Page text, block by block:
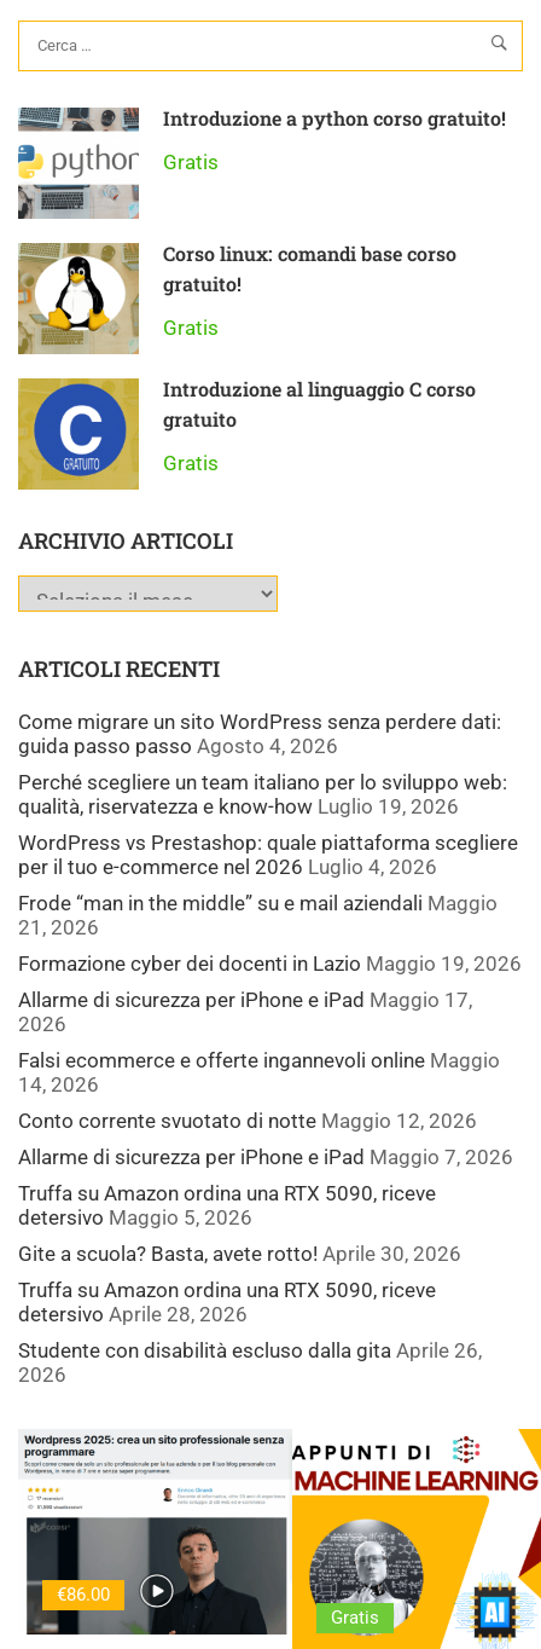
Introduzione a python corso gratuito!
Gratis
Corso linux: comandi base corso
gratuito!
Gratis
Introduzione al linguaggio C corso
gratuito
Gratis
ARCHIVIO ARTICOLI
ARTICOLI RECENTI
Come migrare un sito WordPress senza perdere dati:
guida passo passo Agosto 4, 2026
Perché scegliere un team italiano per lo sviluppo web:
qualità, riservatezza e know-how Luglio 19, 2026
WordPress vs Prestashop: quale piattaforma scegliere
per il tuo e-commerce nel 2026 Luglio 4, 2026
Frode “man in the middle” su e mail aziendali Maggio
21, 2026
Formazione cyber dei docenti in Lazio Maggio 19, 2026
Allarme di sicurezza per iPhone e iPad Maggio 17,
2026
Falsi ecommerce e offerte ingannevoli online Maggio
14, 2026
Conto corrente svuotato di notte Maggio 12, 2026
Allarme di sicurezza per iPhone e iPad Maggio 7, 2026
Truffa su Amazon ordina una RTX 5090, riceve
detersivo Maggio 5, 2026
Gite a scuola? Basta, avete rotto! Aprile 30, 2026
Truffa su Amazon ordina una RTX 5090, riceve
detersivo Aprile 28, 2026
Studente con disabilità escluso dalla gita Aprile 26,
2026
€86.00
Gratis